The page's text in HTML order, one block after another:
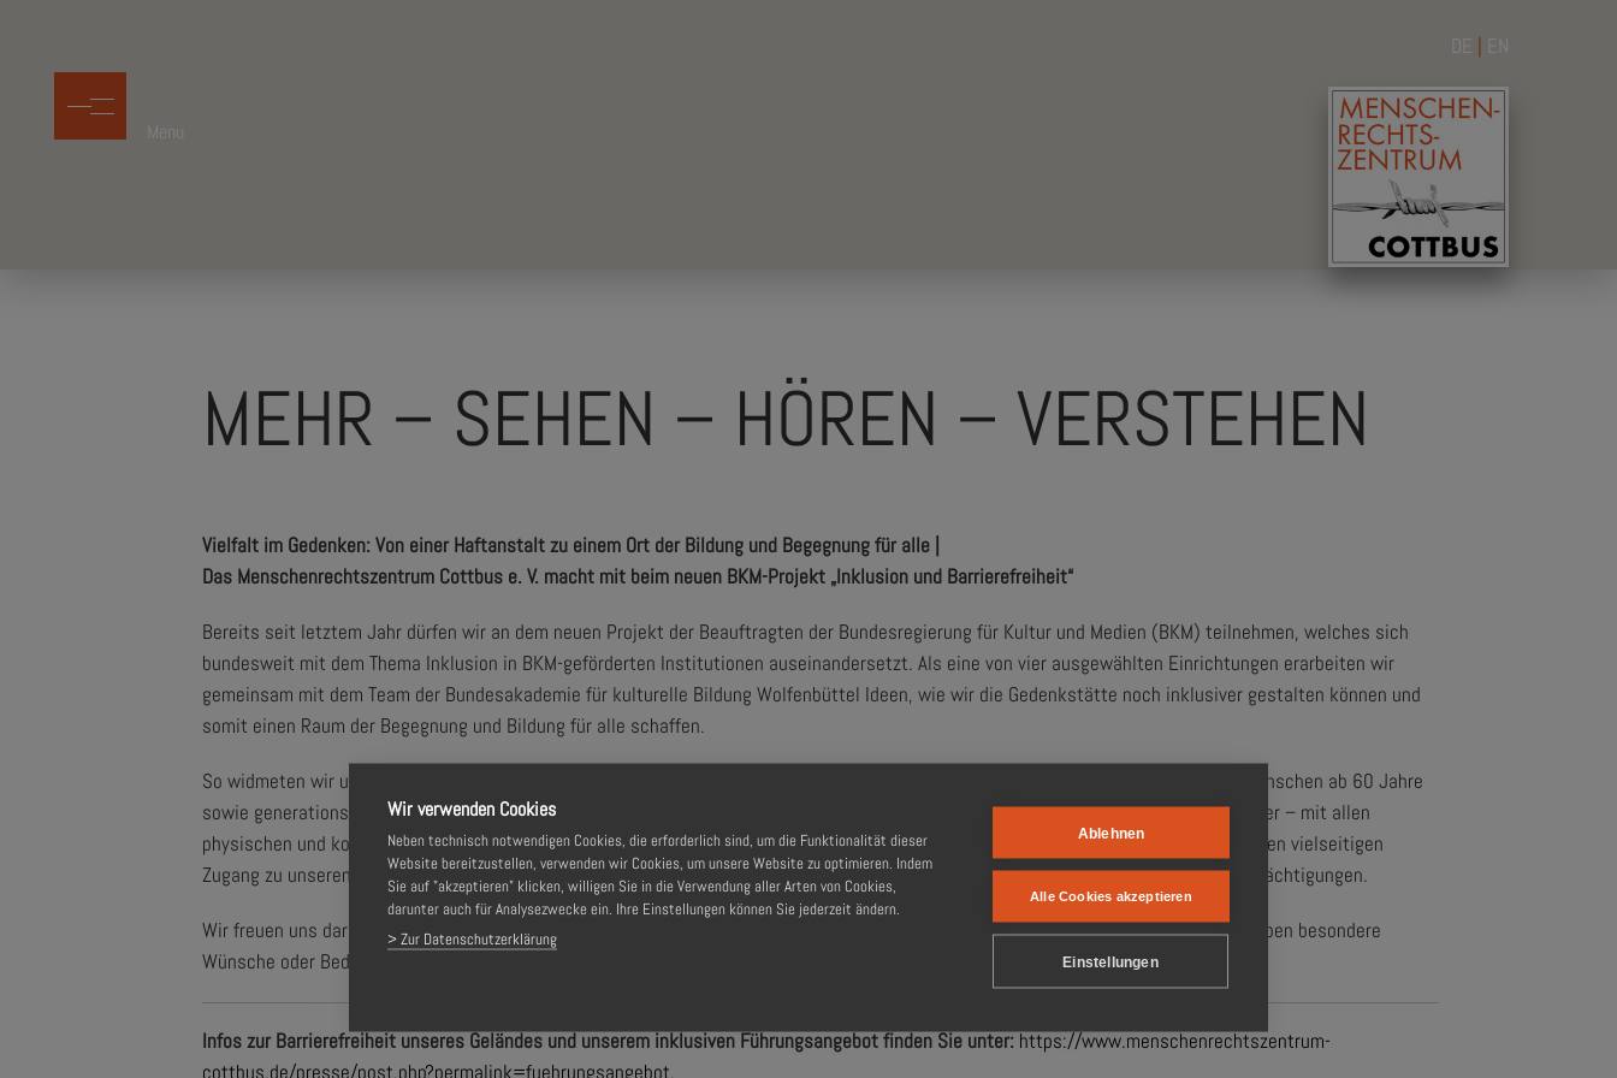
DE EN
Menu
MEHR – SEHEN – HÖREN – VERSTEHEN
Vielfalt im Gedenken: Von einer Haftanstalt zu einem Ort der Bildung und Begegnung für alle |
Das Menschenrechtszentrum Cottbus e. V. macht mit beim neuen BKM-Projekt „Inklusion und Barrierefreiheit“
Bereits seit letztem Jahr dürfen wir an dem neuen Projekt der Beauftragten der Bundesregierung für Kultur und Medien (BKM) teilnehmen, welches sich
bundesweit mit dem Thema Inklusion in BKM-geförderten Institutionen auseinandersetzt. Als eine von vier ausgewählten Einrichtungen erarbeiten wir
gemeinsam mit dem Team der Bundesakademie für kulturelle Bildung Wolfenbüttel Ideen, wie wir die Gedenkstätte noch inklusiver gestalten können und
somit einen Raum der Begegnung und Bildung für alle schaffen.
So widmeten wir uns in unserem Vor-Ort-Beratungs-Workshop letzten Dienstag beispielsweise neuen Angeboten und Formaten für Menschen ab 60 Jahre
sowie generationsübergreifenden Projektideen. Viele unserer Zeitzeugen, Vereinsmitglieder und Besuchenden werden naturgemäß älter – mit allen
physischen und kognitiven Herausforderungen, die es dabei zu meistern gilt. Wir möchten auch weiterhin für sie da sein und ihnen einen vielseitigen
Zugang zu unseren Veranstaltungen und Themen ermöglichen. Und natürlich auch allen anderen Interessierten – mit und ohne Beeinträchtigungen.
Wir freuen uns darauf, bald die ersten Ideen umsetzen zu können und gerne auch neue Zielgruppen bei uns begrüßen zu dürfen. Sie haben besondere
Wünsche oder Bedürfnisse? Dann sprechen Sie uns gerne an. Vielleicht finden wir gemeinsam eine Lösung!
Infos zur Barrierefreiheit unseres Geländes und unserem inklusiven Führungsangebot finden Sie unter: https://www.menschenrechtszentrum-
cottbus.de/presse/post.php?permalink=fuehrungsangebot
Wir verwenden Cookies
Neben technisch notwendigen Cookies, die erforderlich sind, um die Funktionalität dieser
Website bereitzustellen, verwenden wir Cookies, um unsere Website zu optimieren. Indem
Sie auf "akzeptieren" klicken, willigen Sie in die Verwendung aller Arten von Cookies,
darunter auch für Analysezwecke ein. Ihre Einstellungen können Sie jederzeit ändern.
> Zur Datenschutzerklärung
Ablehnen
Alle Cookies akzeptieren
Einstellungen